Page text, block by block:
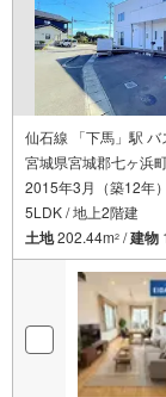
仙石線 「下馬」駅
宮城県宮城郡七ヶ浜
2015年3月（築12年）
5LDK / 地上2階建
土地202.44m2 /建物